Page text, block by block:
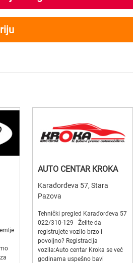
AUTO CENTAR KROKA
Karađorđeva 57, Stara
Pazova
Tehnički pregled Karađorđeva 57
022/310-129 Želite da
registrujete vozilo brzo i
povoljno? Registracija
vozila:Auto centar Kroka se već
godinama uspešno bavi